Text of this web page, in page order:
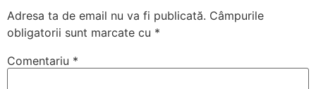
Adresa ta de email nu va fi publicată. Câmpurile
obligatorii sunt marcate cu *
Comentariu *